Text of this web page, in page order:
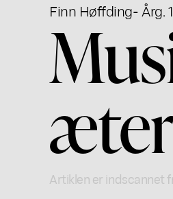
Finn Høffding- Årg.
Artiklen er indscannet